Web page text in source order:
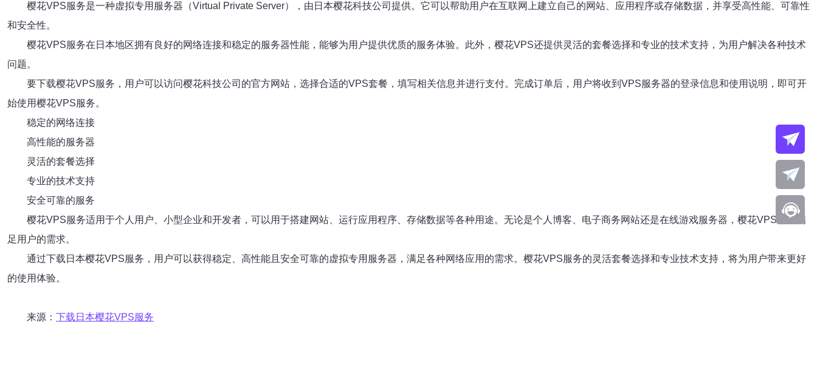
樱花VPS服务是一种虚拟专用服务器（Virtual Private Server），由日本樱花科技公司提供。它可以帮助用户在互联网上建立自己的网站、应用程序或存储数据，并享受高性能、可靠性
和安全性。
樱花VPS服务在日本地区拥有良好的网络连接和稳定的服务器性能，能够为用户提供优质的服务体验。此外，樱花VPS还提供灵活的套餐选择和专业的技术支持，为用户解决各种技术
问题。
要下载樱花VPS服务，用户可以访问樱花科技公司的官方网站，选择合适的VPS套餐，填写相关信息并进行支付。完成订单后，用户将收到VPS服务器的登录信息和使用说明，即可开
始使用樱花VPS服务。
稳定的网络连接
高性能的服务器
灵活的套餐选择
专业的技术支持
安全可靠的服务
樱花VPS服务适用于个人用户、小型企业和开发者，可以用于搭建网站、运行应用程序、存储数据等各种用途。无论是个人博客、电子商务网站还是在线游戏服务器，樱花VPS都能满
足用户的需求。
通过下载日本樱花VPS服务，用户可以获得稳定、高性能且安全可靠的虚拟专用服务器，满足各种网络应用的需求。樱花VPS服务的灵活套餐选择和专业技术支持，将为用户带来更好
的使用体验。
来源： 下载日本樱花VPS服务